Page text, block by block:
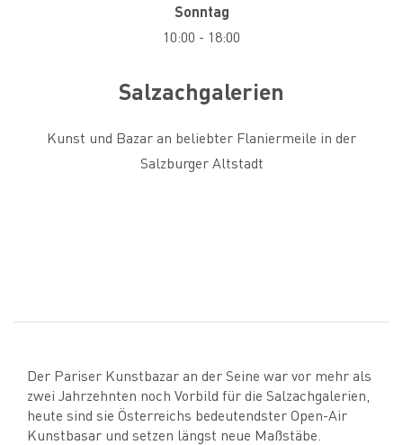
Sonntag
10:00 - 18:00
Salzachgalerien
Kunst und Bazar an beliebter Flaniermeile in der
Salzburger Altstadt
Der Pariser Kunstbazar an der Seine war vor mehr als
zwei Jahrzehnten noch Vorbild für die Salzachgalerien,
heute sind sie Österreichs bedeutendster Open-Air
Kunstbasar und setzen längst neue Maßstäbe.